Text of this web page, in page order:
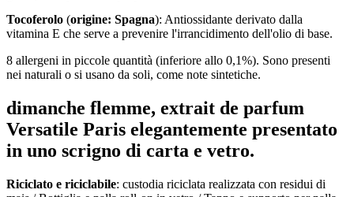
Tocoferolo (origine: Spagna): Antiossidante derivato dalla
vitamina E che serve a prevenire l'irrancidimento dell'olio di base.
8 allergeni in piccole quantità (inferiore allo 0,1%). Sono presenti
nei naturali o si usano da soli, come note sintetiche.
dimanche flemme, extrait de parfum
Versatile Paris elegantemente presentato
in uno scrigno di carta e vetro.
Riciclato e riciclabile: custodia riciclata realizzata con residui di